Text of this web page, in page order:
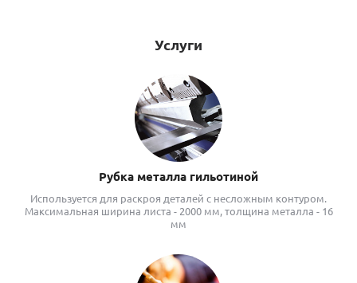
Услуги
Рубка металла гильотиной
Используется для раскроя деталей с несложным контуром.
Максимальная ширина листа - 2000 мм, толщина металла - 16
мм